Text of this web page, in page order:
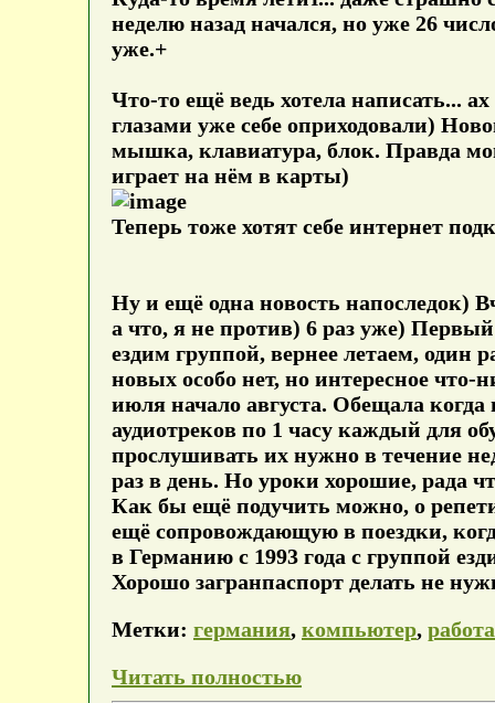
неделю назад начался, но уже 26
уже.+
Что-то ещё ведь хотела написать...
глазами уже себе оприходовали)
мышка, клавиатура, блок. Правда
играет на нём в карты)
Теперь тоже хотят себе интернет
Ну и ещё одна новость напоследок)
а что, я не против) 6 раз уже)
ездим группой, вернее летаем, один
новых особо нет, но интересное что-
июля начало августа. Обещала
аудиотреков по 1 часу каждый для
прослушивать их нужно в течение
раз в день. Но уроки хорошие, рада
Как бы ещё подучить можно, о
ещё сопровождающую в поездки,
в Германию с 1993 года с группой
Хорошо загранпаспорт делать не
Метки: германия, компьютер, работа
Читать полностью